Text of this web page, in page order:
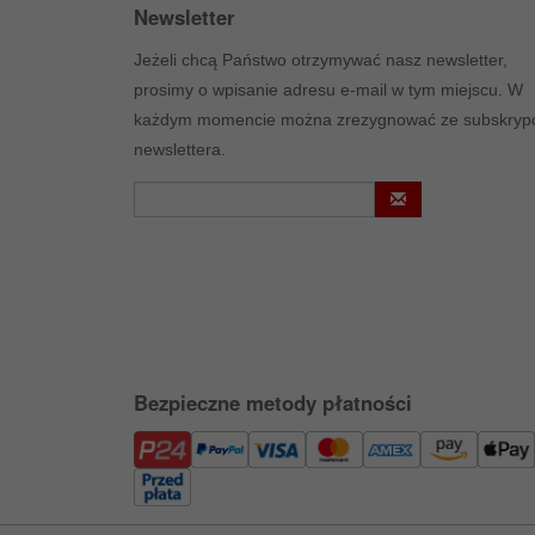
Newsletter
Jeżeli chcą Państwo otrzymywać nasz newsletter,
prosimy o wpisanie adresu e-mail w tym miejscu. W
każdym momencie można zrezygnować ze
newslettera.
Bezpieczne metody płatności